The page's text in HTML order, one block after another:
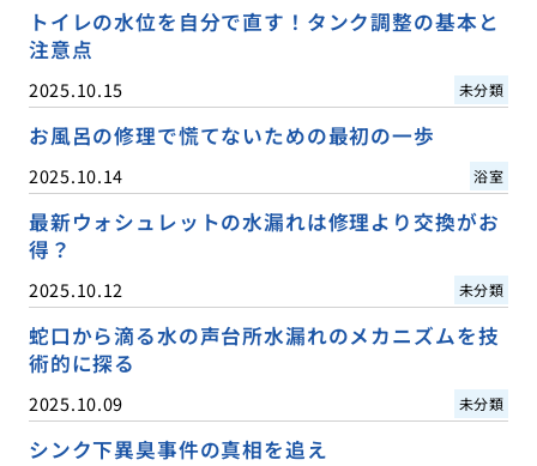
トイレの水位を自分で直す！タンク調整の基本と
注意点
2025.10.15 未分類
お風呂の修理で慌てないための最初の一歩
2025.10.14 浴室
最新ウォシュレットの水漏れは修理より交換がお
得？
2025.10.12 未分類
蛇口から滴る水の声台所水漏れのメカニズムを技
術的に探る
2025.10.09 未分類
シンク下異臭事件の真相を追え